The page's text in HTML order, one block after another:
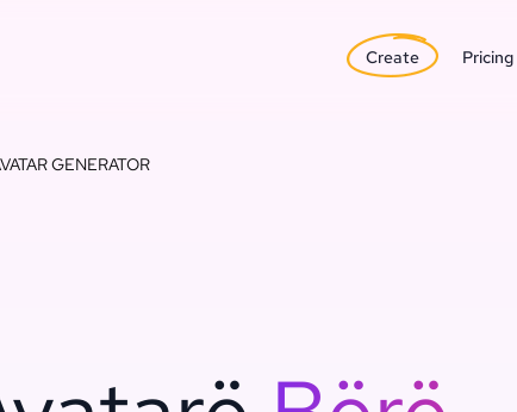
Create Pricing
GENERATOR